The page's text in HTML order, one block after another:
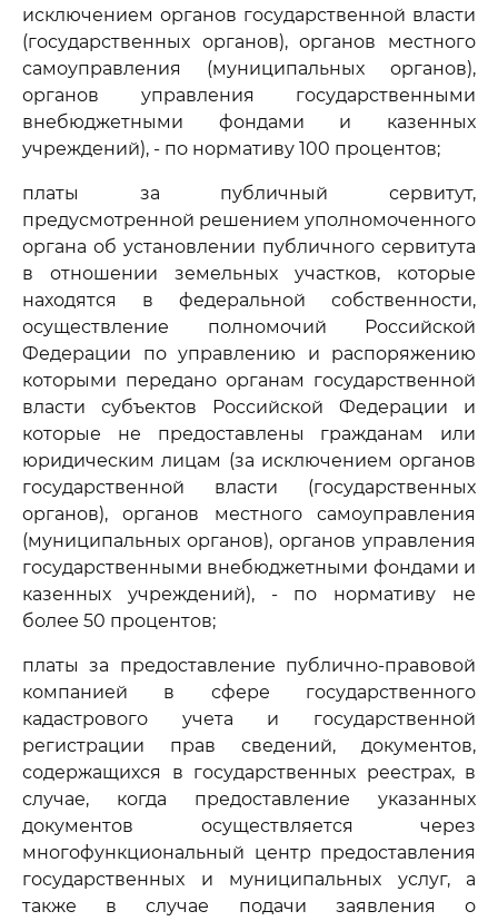
исключением органов государственной власти
(государственных органов), органов местного
самоуправления (муниципальных органов),
органов управления государственными
внебюджетными фондами и казенных
учреждений), - по нормативу 100 процентов;
платы за публичный сервитут,
предусмотренной решением уполномоченного
органа об установлении публичного сервитута
в отношении земельных участков, которые
находятся в федеральной собственности,
осуществление полномочий Российской
Федерации по управлению и распоряжению
которыми передано органам государственной
власти субъектов Российской Федерации и
которые не предоставлены гражданам или
юридическим лицам (за исключением органов
государственной власти (государственных
органов), органов местного самоуправления
(муниципальных органов), органов управления
государственными внебюджетными фондами и
казенных учреждений), - по нормативу не
более 50 процентов;
платы за предоставление публично-правовой
компанией в сфере государственного
кадастрового учета и государственной
регистрации прав сведений, документов,
содержащихся в государственных реестрах, в
случае, когда предоставление указанных
документов осуществляется через
многофункциональный центр предоставления
государственных и муниципальных услуг, а
также в случае подачи заявления о